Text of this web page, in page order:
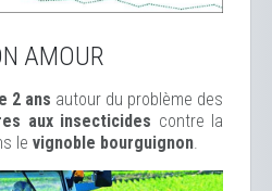
AMOUR
2 ans autour du problème des
aux insecticides contre la
le vignoble bourguignon.